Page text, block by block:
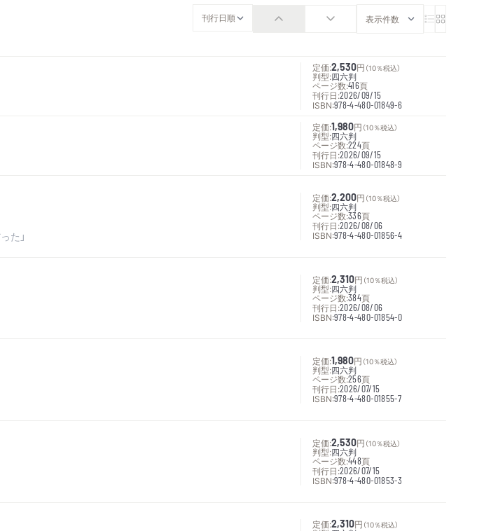
定価:2,530円 （10％税込）
判型:四六判
ページ数:416頁
刊行日:2026/09/15
ISBN:978-4-480-01849-6
定価:1,980円 （10％税込）
判型:四六判
ページ数:224頁
刊行日:2026/09/15
ISBN:978-4-480-01848-9
た」
定価:2,200円 （10％税込）
判型:四六判
ページ数:336頁
刊行日:2026/08/06
ISBN:978-4-480-01856-4
定価:2,310円 （10％税込）
判型:四六判
ページ数:384頁
刊行日:2026/08/06
ISBN:978-4-480-01854-0
定価:1,980円 （10％税込）
判型:四六判
ページ数:256頁
刊行日:2026/07/15
ISBN:978-4-480-01855-7
定価:2,530円 （10％税込）
判型:四六判
ページ数:448頁
刊行日:2026/07/15
ISBN:978-4-480-01853-3
定価:2,310円 （10％税込）